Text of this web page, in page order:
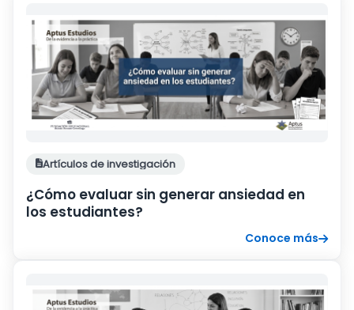
Artículos de investigación
¿Cómo evaluar sin generar ansiedad en
los estudiantes?
Conoce más